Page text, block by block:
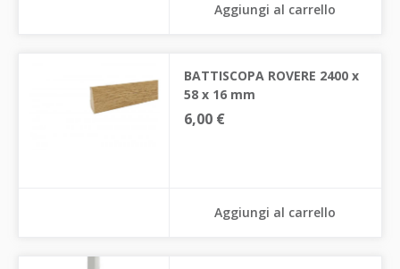
Aggiungi al carrello
BATTISCOPA ROVERE 2400 x
58 x 16 mm
6,00 €
Aggiungi al carrello